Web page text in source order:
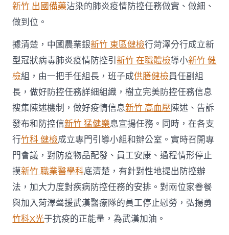
疫
控
戰〉
中
新竹 出國備藥沾染的肺炎疫情防控任務做實、做細、
做到位。
據清楚，中國農業銀新竹 東區健檢行菏澤分行成立新
型冠狀病毒肺炎疫情防控引新竹 在職體檢導小新竹 健
檢組，由一把手任組長，班子成供膳健檢員任副組
長，做好防控任務詳細組織，樹立完美防控任務信息
搜集陳述機制，做好疫情信息新竹 高血壓陳述、告訴
發布和防控信新竹 猛健樂息宣揚任務。同時，在各支
行竹科 健檢成立專門引導小組和辦公室。實時召開專
門會議，對防疫物品配發、員工安康、過程情形停止
摸新竹 職業醫學科底清楚，有針對性地提出防控辦
法，加大力度對疾病防控任務的安排。對兩位家眷餐
與加入菏澤聲援武漢醫療隊的員工停止慰勞，弘揚勇
竹科X光于抗疫的正能量，為武漢加油。